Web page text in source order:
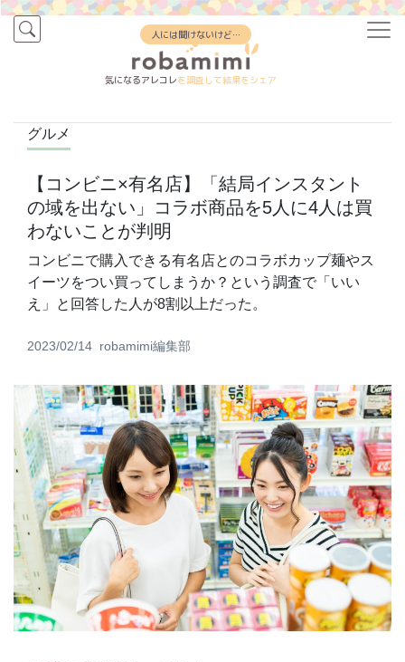
人には聞けないけど…
気になるアレコレを調査して結果をシェア
グルメ
【コンビニ×有名店】「結局インスタント
の域を出ない」コラボ商品を5人に4人は買
わないことが判明
コンビニで購入できる有名店とのコラボカップ麺やス
イーツをつい買ってしまうか？という調査で「いい
え」と回答した人が8割以上だった。
2023/02/14 robamimi編集部